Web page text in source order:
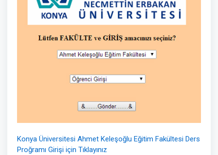
Konya Üniversitesi Ahmet Keleşoğlu Eğitim Fakültesi Ders
Proğramı Girişi için Tıklayınız